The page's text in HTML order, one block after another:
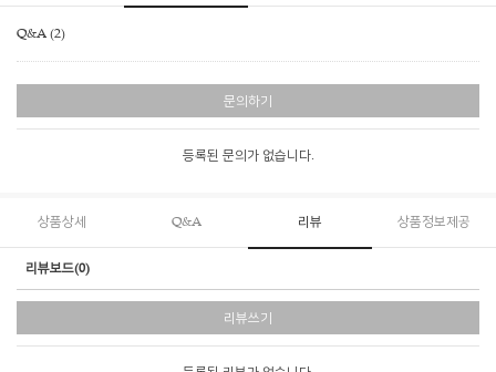
Q&A (2)
문의하기
등록된 문의가 없습니다.
상품상세 Q&A 리뷰 상품정보제공
리뷰보드(0)
리뷰쓰기